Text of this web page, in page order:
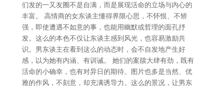
们发的一又友圈不是自满，而是展现活命的立场与内心的
丰富。 高情商的女东谈主懂得界限心思，不怀恨、不矫
强，即使遭遇不如意的事，也能用幽默或哲理的面孔抒
发。这么的本色不仅让东谈主感到风光，也容易激励共
识。男东谈主在看到这么的动态时，会不自发地产生好
感，以为她有内涵、有训诫。 她们的案牍大肆有劲，既有
活命的小确幸，也有对异日的期待。图片也多是当然、优
雅的作风，不刻意，却充满诱导力。这么的景况，让男东